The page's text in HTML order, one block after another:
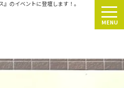
のイベントに登壇します！。
MENU